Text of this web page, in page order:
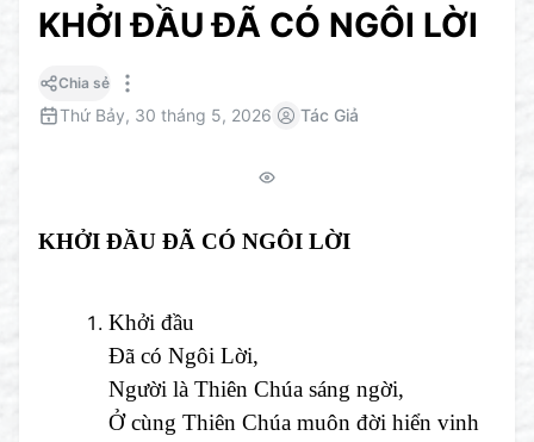
KHỞI ĐẦU ĐÃ CÓ NGÔI LỜI
Chia sẻ
Thứ Bảy, 30 tháng 5, 2026 Tác Giả
KHỞI ĐẦU ĐÃ CÓ NGÔI LỜI
Khởi đầu
Đã có Ngôi Lời,
Người là Thiên Chúa sáng ngời,
Ở cùng Thiên Chúa muôn đời hiển vinh